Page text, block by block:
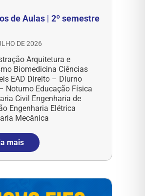
de Aulas | 2º semestre
DE 2026
Arquitetura e
Biomedicina Ciências
EAD Direito – Diurno
Noturno Educação Física
Civil Engenharia de
Engenharia Elétrica
Mecânica
mais